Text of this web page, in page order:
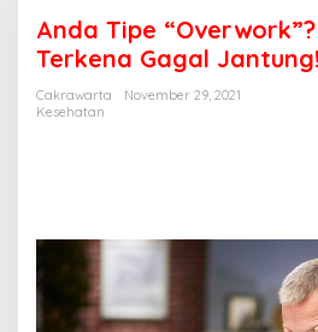
Anda Tipe
Terkena Gagal Jantung!
Cakrawarta
November 29, 2021
Kesehatan